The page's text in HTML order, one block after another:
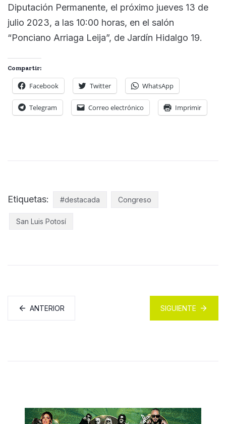
Diputación Permanente, el próximo jueves 13 de
julio 2023, a las 10:00 horas, en el salón
“Ponciano Arriaga Leija”, de Jardín Hidalgo 19.
Compartir:
Facebook Twitter WhatsApp
Telegram Correo electrónico Imprimir
Etiquetas: #destacada Congreso
San Luis Potosí
ANTERIOR SIGUIENTE